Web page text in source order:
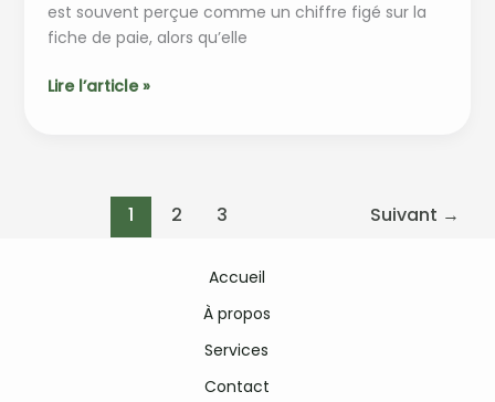
est souvent perçue comme un chiffre figé sur la
fiche de paie, alors qu’elle
Grille
comment
Lire l’article »
1 2 3 Suivant →
Accueil
À propos
Services
Contact